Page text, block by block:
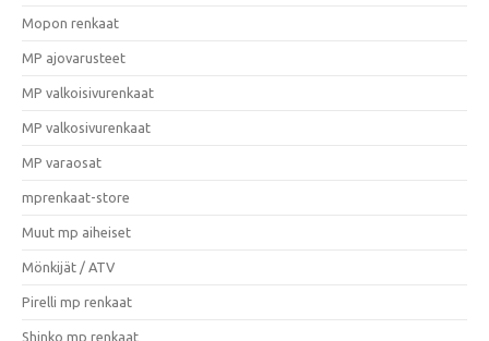
Mopon renkaat
MP ajovarusteet
MP valkoisivurenkaat
MP valkosivurenkaat
MP varaosat
mprenkaat-store
Muut mp aiheiset
Mönkijät / ATV
Pirelli mp renkaat
Shinko mp renkaat